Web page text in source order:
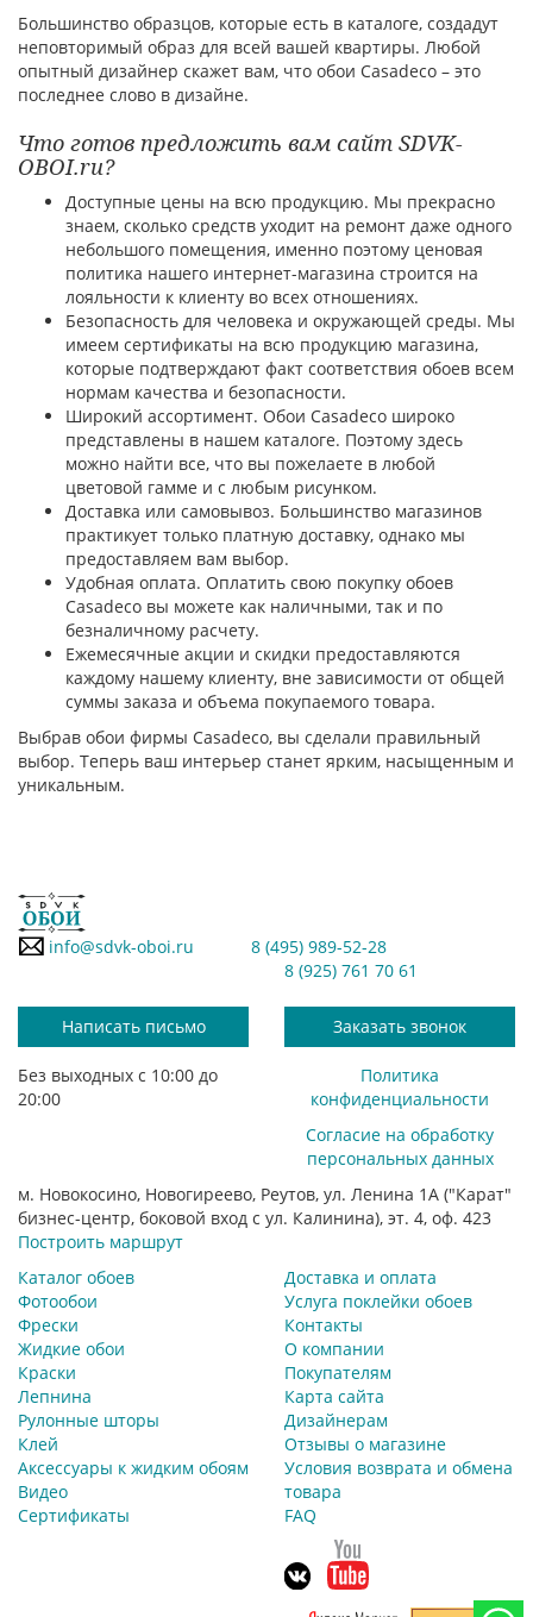
Большинство образцов, которые есть в каталоге, создадут
неповторимый образ для всей вашей квартиры. Любой
опытный дизайнер скажет вам, что обои Casadeco – это
последнее слово в дизайне.
Что готов предложить вам сайт SDVK-
OBOI.ru?
Доступные цены на всю продукцию. Мы прекрасно
знаем, сколько средств уходит на ремонт даже одного
небольшого помещения, именно поэтому ценовая
политика нашего интернет-магазина строится на
лояльности к клиенту во всех отношениях.
Безопасность для человека и окружающей среды. Мы
имеем сертификаты на всю продукцию магазина,
которые подтверждают факт соответствия обоев всем
нормам качества и безопасности.
Широкий ассортимент. Обои Casadeco широко
представлены в нашем каталоге. Поэтому здесь
можно найти все, что вы пожелаете в любой
цветовой гамме и с любым рисунком.
Доставка или самовывоз. Большинство магазинов
практикует только платную доставку, однако мы
предоставляем вам выбор.
Удобная оплата. Оплатить свою покупку обоев
Casadeco вы можете как наличными, так и по
безналичному расчету.
Ежемесячные акции и скидки предоставляются
каждому нашему клиенту, вне зависимости от общей
суммы заказа и объема покупаемого товара.
Выбрав обои фирмы Casadeco, вы сделали правильный
выбор. Теперь ваш интерьер станет ярким, насыщенным и
уникальным.
info@sdvk-oboi.ru
8 (495) 989-52-28
8 (925) 761 70 61
Написать письмо Заказать звонок
Без выходных с 10:00 до
20:00
Политика
конфиденциальности
Согласие на обработку
персональных данных
м. Новокосино, Новогиреево, Реутов, ул. Ленина 1А ("Карат"
бизнес-центр, боковой вход с ул. Калинина), эт. 4, оф. 423
Построить маршрут
Каталог обоев
Фотообои
Фрески
Жидкие обои
Краски
Лепнина
Рулонные шторы
Клей
Аксессуары к жидким обоям
Видео
Сертификаты
Доставка и оплата
Услуга поклейки обоев
Контакты
О компании
Покупателям
Карта сайта
Дизайнерам
Отзывы о магазине
Условия возврата и обмена
товара
FAQ